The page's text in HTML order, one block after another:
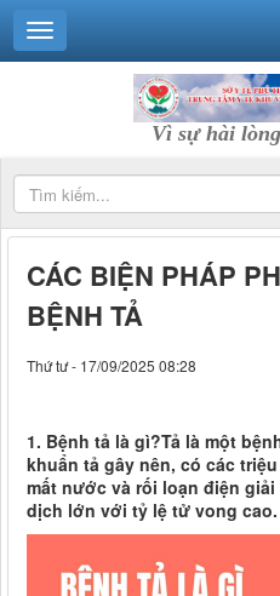
Vì sự hài
CÁC BIỆN PHÁP
BỆNH TẢ
Thứ tư - 17/09/2025 08:28
1. Bệnh tả là gì?Tả là một
khuẩn tả gây nên, có các
mất nước và rối loạn điện
dịch lớn với tỷ lệ tử vong cao.